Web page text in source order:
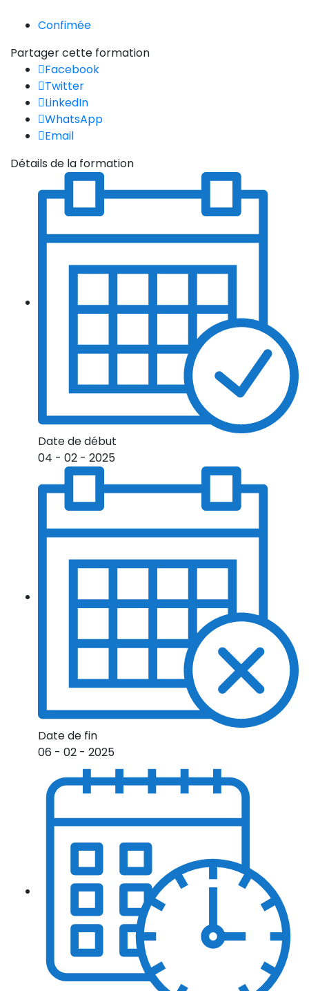
Confimée
Partager cette formation
Facebook
Twitter
LinkedIn
WhatsApp
Email
Détails de la formation
Date de début
04 - 02 - 2025
Date de fin
06 - 02 - 2025